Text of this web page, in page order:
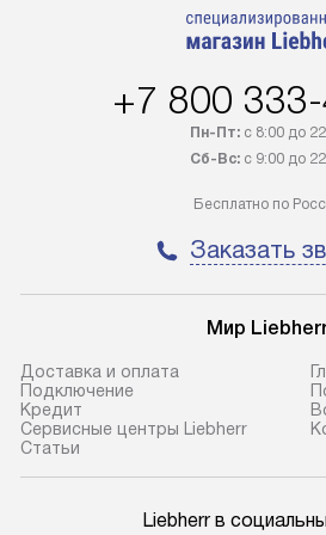
+7 800
Пн-Пт:с 8:00 до
Сб-Вс:с 9:00 до
Бесплатно по
Заказать
Мир
Доставка и оплата
Подключение
Кредит
Сервисные центры Liebherr
Cтатьи
Liebherr в